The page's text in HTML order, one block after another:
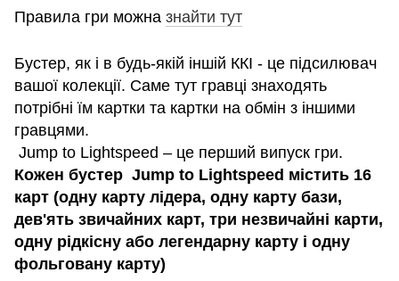
Правила гри можна знайти тут
Бустер, як і в будь-якій іншій ККІ - це підсилювач
вашої колекції. Саме тут гравці знаходять
потрібні їм картки та картки на обмін з іншими
гравцями.
Jump to Lightspeed – це перший випуск гри.
Кожен бустер Jump to Lightspeed містить 16
карт (одну карту лідера, одну карту бази,
дев'ять звичайних карт, три незвичайні карти,
одну рідкісну або легендарну карту і одну
фольговану карту)